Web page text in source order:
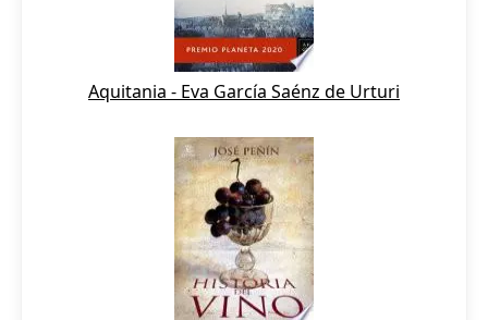
Aquitania - Eva García Saénz de Urturi